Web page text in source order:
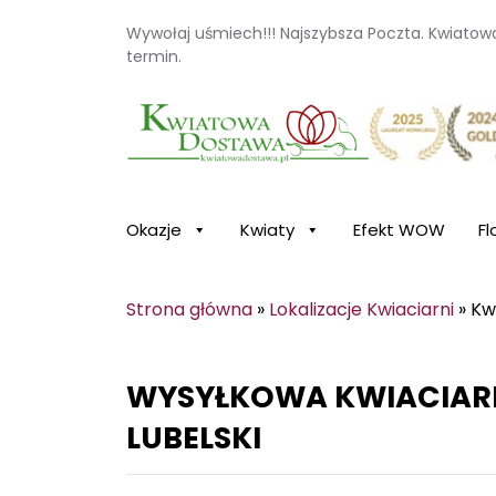
Wywołaj uśmiech!!! Najszybsza Poczta.
termin.
Kwiaciarnia internetowa Kwiatowa
Okazje Kwiaty Efekt WOW
Strona główna » Lokalizacje Kwiaciarni »
WYSYŁKOWA
LUBELSKI